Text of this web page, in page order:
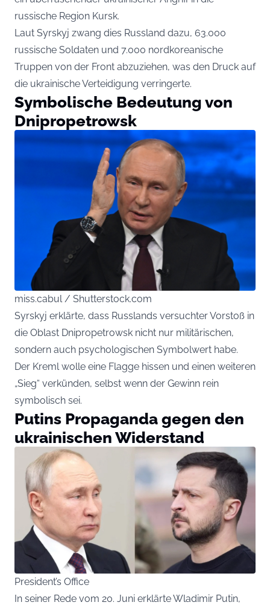
russische Region Kursk.
Laut Syrskyj zwang dies Russland dazu, 63.000
russische Soldaten und 7.000 nordkoreanische
Truppen von der Front abzuziehen, was den Druck auf
die ukrainische Verteidigung verringerte.
Symbolische Bedeutung von
Dnipropetrowsk
miss.cabul / Shutterstock.com
Syrskyj erklärte, dass Russlands versuchter Vorstoß in
die Oblast Dnipropetrowsk nicht nur militärischen,
sondern auch psychologischen Symbolwert habe.
Der Kreml wolle eine Flagge hissen und einen weiteren
„Sieg“ verkünden, selbst wenn der Gewinn rein
symbolisch sei.
Putins Propaganda gegen den
ukrainischen Widerstand
President’s Office
In seiner Rede vom 20. Juni erklärte Wladimir Putin,